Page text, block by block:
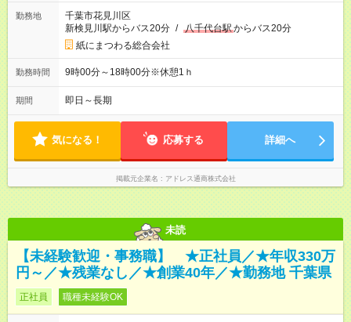
勤務地
千葉市花見川区
新検見川駅からバス20分 / 八千代台駅からバス20分
紙にまつわる総合会社
勤務時間 9時00分～18時00分※休憩1ｈ
期間 即日～長期
気になる！ 応募する 詳細へ
掲載元企業名 アドレス通商株式会社
未読
【未経験歓迎・事務職】 ★正社員／★年収330万
円～／★残業なし／★創業40年／★勤務地 千葉県
正社員 職種未経験OK